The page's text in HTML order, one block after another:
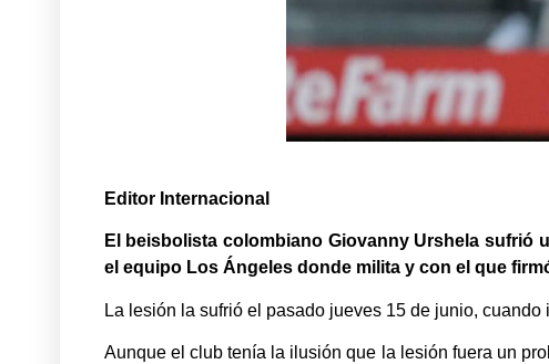
Editor Internacional
El beisbolista colombiano Giovanny Urshela sufrió
el equipo Los Ángeles donde milita y con el que
La lesión la sufrió el pasado jueves 15 de junio,
Aunque el club tenía la ilusión que la lesión fuera un